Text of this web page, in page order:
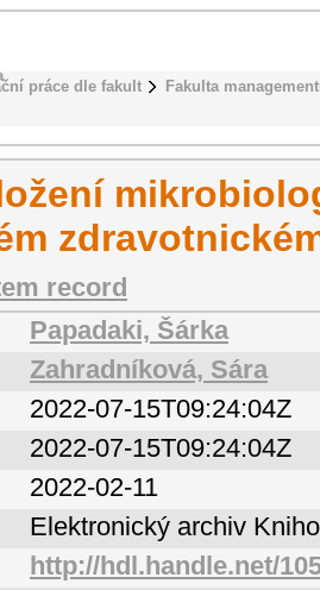
práce dle fakult
Fakulta
record
Papadaki, Šárka
Zahradníková, Sára
2022-07-15T09:24:04Z
2022-07-15T09:24:04Z
2022-02-11
Elektronický archiv
http://hdl.handle.net/